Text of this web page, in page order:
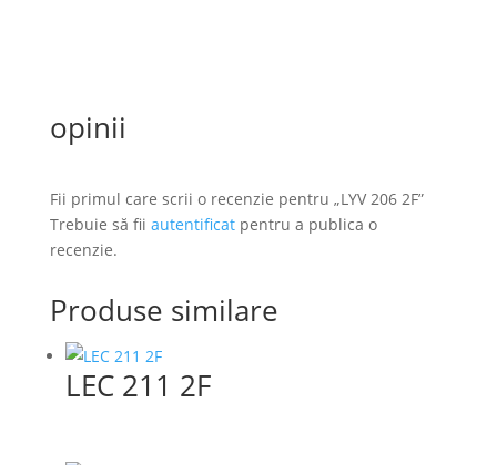
opinii
Fii primul care scrii o recenzie pentru „LYV 206 2F”
Trebuie să fii autentificatpentru a publica o
recenzie.
Produse similare
LEC 211 2F